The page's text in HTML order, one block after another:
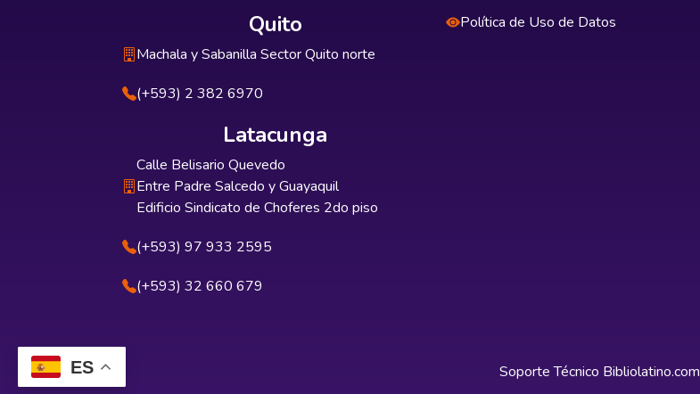
ES
Quito
Machala y Sabanilla Sector Quito norte
(+593) 2 382 6970
Latacunga
Calle Belisario Quevedo
Entre Padre Salcedo y Guayaquil
Edificio Sindicato de Choferes 2do piso
(+593) 97 933 2595
(+593) 32 660 679
Política de Uso de Datos
Soporte Técnico Bibliolatino.com